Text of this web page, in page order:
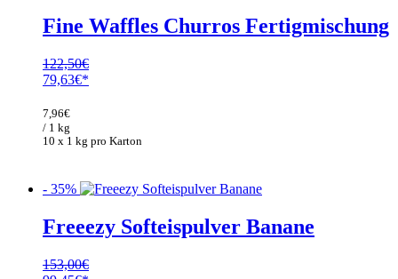
Fine Waffles Churros Fertigmischung
122,50€
Ursprünglicher
war:
122,50€
79,63€
10 x 1 kg pro Karton
7,96€
/ 1 kg
- 35%
Freeezy Softeispulver Banane
153,00€